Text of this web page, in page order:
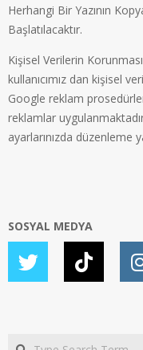
Herhangi Bir Yazının
Başlatılacaktır.
Kişisel Verilerin
kullanıcımız dan kişisel
Google reklam
reklamlar
ayarlarınızda düzenleme
SOSYAL MEDYA
Search